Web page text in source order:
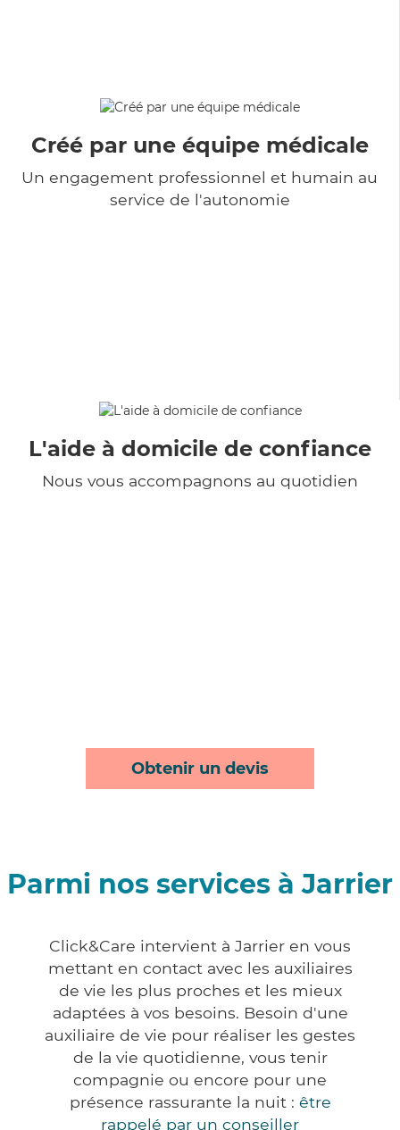
Créé par une équipe médicale
Un engagement professionnel et humain au
service de l'autonomie
L'aide à domicile de confiance
Nous vous accompagnons au quotidien
Obtenir un devis
Parmi nos services à Jarrier
Click&Care intervient à Jarrier en vous
mettant en contact avec les auxiliaires
de vie les plus proches et les mieux
adaptées à vos besoins. Besoin d'une
auxiliaire de vie pour réaliser les gestes
de la vie quotidienne, vous tenir
compagnie ou encore pour une
présence rassurante la nuit : être
rappelé par un conseiller